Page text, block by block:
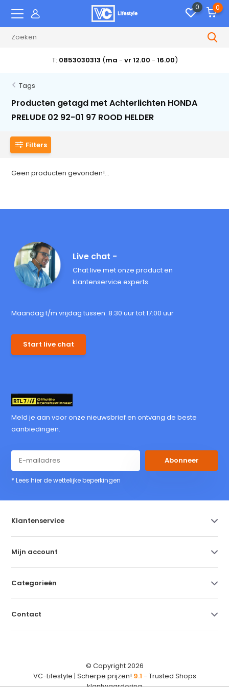
0 0
T: 0853030313 (ma - vr 12.00 - 16.00)
Tags
Producten getagd met Achterlichten HONDA
PRELUDE 02 92-01 97 ROOD HELDER
Filters
Geen producten gevonden!...
Live chat -
Chat live met onze product en
klantenservice experts
Maandag t/m vrijdag tussen: 8:30 uur tot 17:00 uur
Start live chat
Meld je aan voor onze nieuwsbrief en ontvang de beste
aanbiedingen.
Abonneer
* Lees hier de wettelijke beperkingen
Klantenservice
Mijn account
Categorieën
Contact
© Copyright 2026
VC-Lifestyle | Scherpe prijzen! 9.1 - Trusted Shops